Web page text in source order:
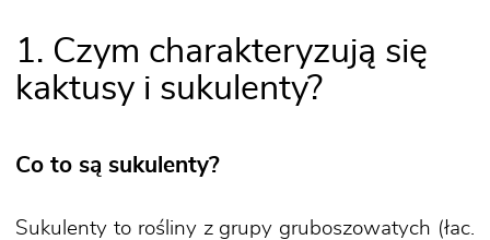
1. Czym charakteryzują się
kaktusy i sukulenty?
Co to są sukulenty?
Sukulenty to rośliny z grupy gruboszowatych (łac.